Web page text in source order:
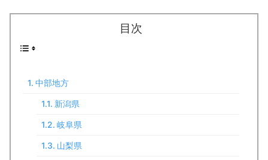
目次
中部地方
新潟県
岐阜県
山梨県